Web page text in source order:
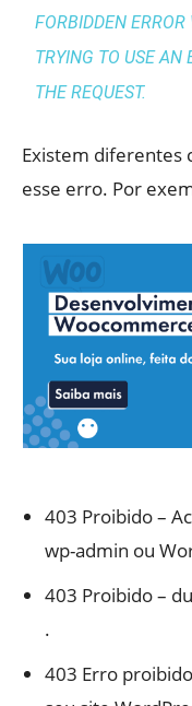
FORBIDDEN
TRYING TO USE AN
THE REQUEST.
Existem diferentes
esse erro. Por
403 Proibido –
wp-admin ou
403 Proibido –
.
403 Erro